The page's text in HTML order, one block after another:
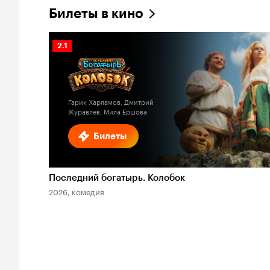
Билеты в кино
Билеты
Рейтинг
Кинопоиска
2.1
Гарик Харламов, Дмитрий
Журавлев, Мила Ершова
Последний богатырь. Колобок
2026, комедия